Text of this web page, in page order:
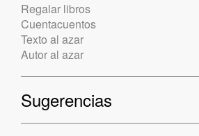
Regalar libros
Cuentacuentos
Texto al azar
Autor al azar
Sugerencias